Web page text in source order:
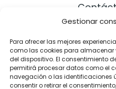
Gestionar
Para ofrecer las mejores
como las cookies para
del dispositivo. El consentimiento
permitirá procesar datos como el
navegación o las identificaciones
consentir o retirar el
Cra. 21 # 164 – 57,
Celular: +57
Email: